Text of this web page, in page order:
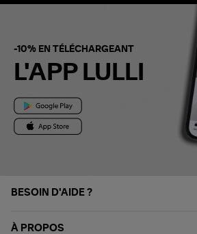
-10% EN TÉLÉCHARGEANT
L'APP LULLI
BESOIN D'AIDE ?
À PROPOS